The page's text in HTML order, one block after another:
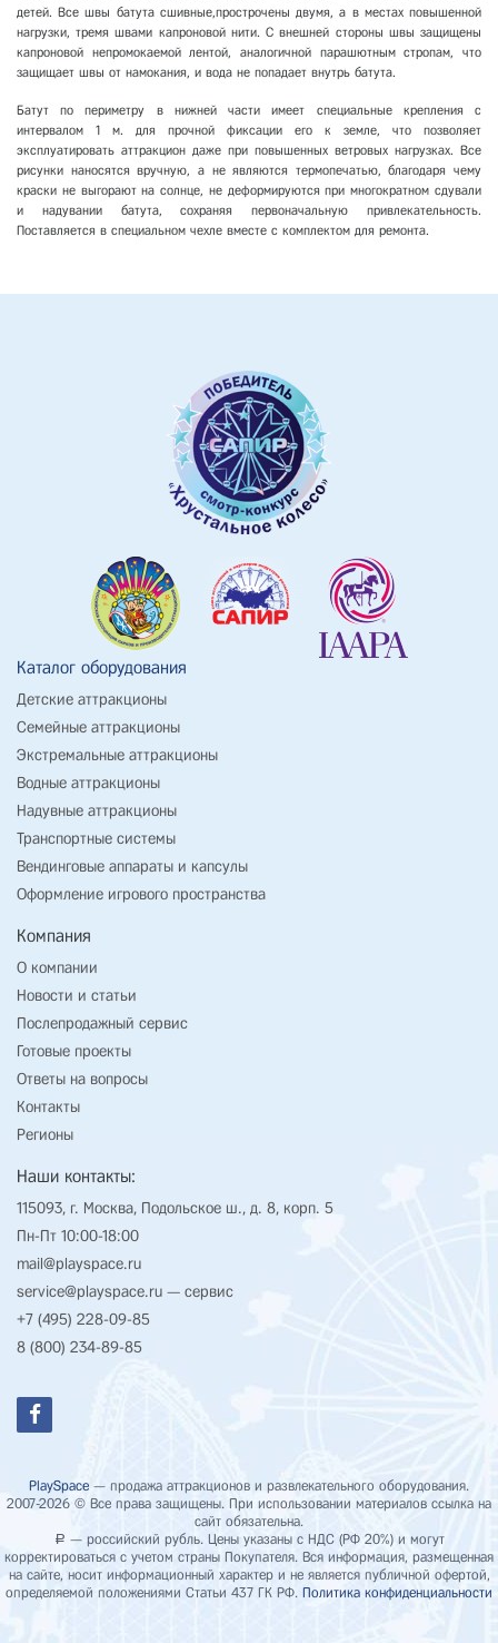
детей. Все швы батута сшивные,прострочены двумя, а в местах повышенной
нагрузки, тремя швами капроновой нити. С внешней стороны швы защищены
капроновой непромокаемой лентой, аналогичной парашютным стропам, что
защищает швы от намокания, и вода не попадает внутрь батута.
Батут по периметру в нижней части имеет специальные крепления с
интервалом 1 м. для прочной фиксации его к земле, что позволяет
эксплуатировать аттракцион даже при повышенных ветровых нагрузках. Все
рисунки наносятся вручную, а не являются термопечатью, благодаря чему
краски не выгорают на солнце, не деформируются при многократном сдували
и надувании батута, сохраняя первоначальную привлекательность.
Поставляется в специальном чехле вместе с комплектом для ремонта.
Каталог оборудования
Детские аттракционы
Семейные аттракционы
Экстремальные аттракционы
Водные аттракционы
Надувные аттракционы
Транспортные системы
Вендинговые аппараты и капсулы
Оформление игрового пространства
Компания
О компании
Новости и статьи
Послепродажный сервис
Готовые проекты
Ответы на вопросы
Контакты
Регионы
Наши контакты:
115093, г. Москва, Подольское ш., д. 8, корп. 5
Пн-Пт 10:00-18:00
mail@playspace.ru
service@playspace.ru — сервис
+7 (495) 228-09-85
8 (800) 234-89-85
PlaySpace — продажа аттракционов и развлекательного оборудования.
2007-2026 © Все права защищены. При использовании материалов ссылка на
сайт обязательна.
Р — российский рубль. Цены указаны с НДС (РФ 20%) и могут
корректироваться с учетом страны Покупателя. Вся информация, размещенная
на сайте, носит информационный характер и не является публичной офертой,
определяемой положениями Статьи 437 ГК РФ. Политика конфиденциальности